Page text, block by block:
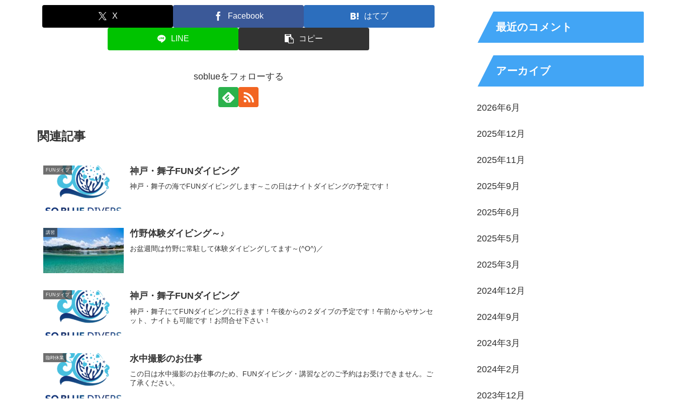
X Facebook はてブ
LINE コピー
soblueをフォローする
関連記事
FUNダイブ 神戸・舞子FUNダイビング
神戸・舞子の海でFUNダイビングします～この日はナイトダイビングの予定です！
講習 竹野体験ダイビング～♪
お盆週間は竹野に常駐して体験ダイビングしてます～(^O^)／
FUNダイブ 神戸・舞子FUNダイビング
神戸・舞子にてFUNダイビングに行きます！午後からの２ダイブの予定です！午前からやサンセ
ット、ナイトも可能です！お問合せ下さい！
臨時休業 水中撮影のお仕事
この日は水中撮影のお仕事のため、FUNダイビング・講習などのご予約はお受けできません。ご
了承ください。
最近のコメント
アーカイブ
2026年6月
2025年12月
2025年11月
2025年9月
2025年6月
2025年5月
2025年3月
2024年12月
2024年9月
2024年3月
2024年2月
2023年12月